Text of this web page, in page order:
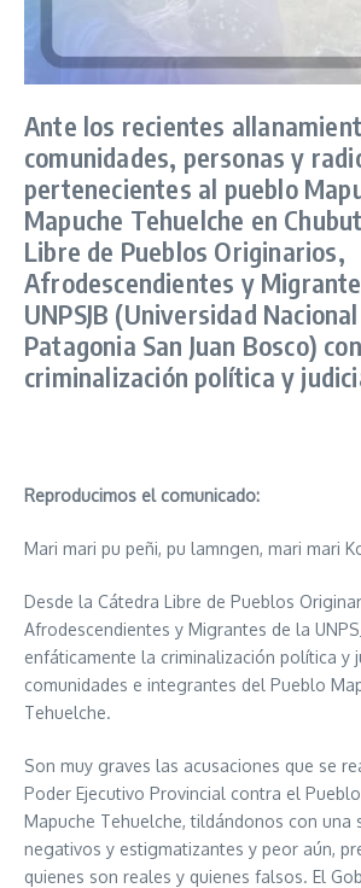
Ante los recientes
comunidades, personas y
pertenecientes al pueblo
Mapuche Tehuelche en
Libre de Pueblos Originarios,
Afrodescendientes y
UNPSJB (Universidad
Patagonia San Juan Bosco)
criminalización política y
Reproducimos el comunicado:
Mari mari pu peñi, pu lamngen, mari mari
Desde la Cátedra Libre de Pueblos
Afrodescendientes y Migrantes de la
enfáticamente la criminalización política y
comunidades e integrantes del Pueblo
Tehuelche.
Son muy graves las acusaciones que se
Poder Ejecutivo Provincial contra el
Mapuche Tehuelche, tildándonos con una
negativos y estigmatizantes y peor aún,
quienes son reales y quienes falsos. El